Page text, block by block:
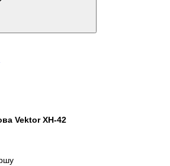
Vektor XH-42